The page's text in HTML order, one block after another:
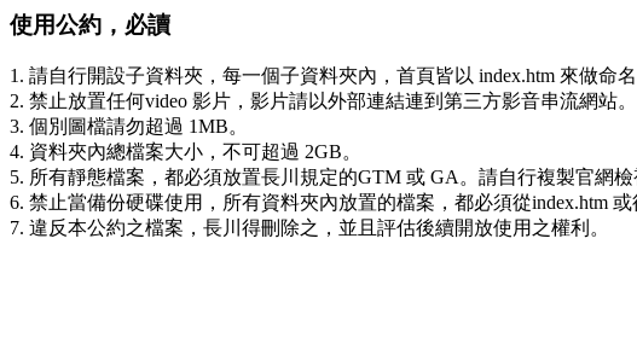
使用公約，必讀
1. 請自行開設子資料夾，每一個子資料夾內，首頁皆以 index.htm 來做命名
2. 禁止放置任何video 影片，影片請以外部連結連到第三方影音串流網站。
3. 個別圖檔請勿超過 1MB。
4. 資料夾內總檔案大小，不可超過 2GB。
5. 所有靜態檔案，都必須放置長川規定的GTM 或 GA。請自行複製官網檢
6. 禁止當備份硬碟使用，所有資料夾內放置的檔案，都必須從index.htm 或
7. 違反本公約之檔案，長川得刪除之，並且評估後續開放使用之權利。